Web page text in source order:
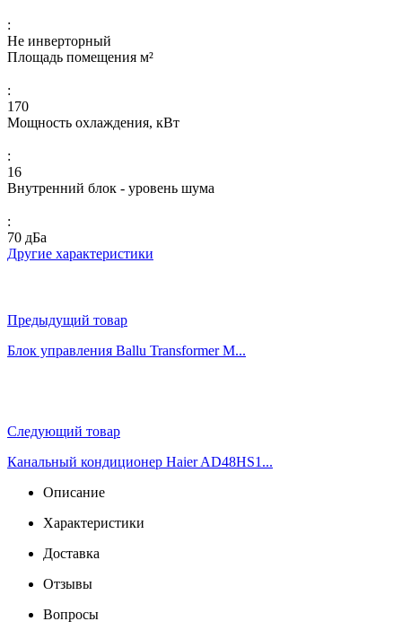
:
Не инверторный
Площадь помещения м²
:
170
Мощность охлаждения, кВт
:
16
Внутренний блок - уровень шума
:
70 дБа
Другие характеристики
Предыдущий товар
Блок управления Ballu Transformer M...
Следующий товар
Канальный кондиционер Haier AD48HS1...
Описание
Характеристики
Доставка
Отзывы
Вопросы